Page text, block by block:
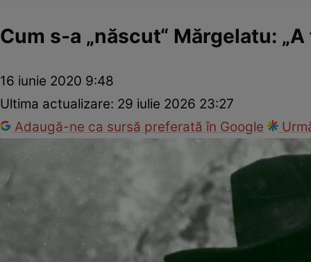
Cum s-a „născut“ Mărgelatu:
16 iunie 2020 9:48
Ultima actualizare: 29 iulie 2026 23:27
Adaugă-ne ca sursă preferată în Google